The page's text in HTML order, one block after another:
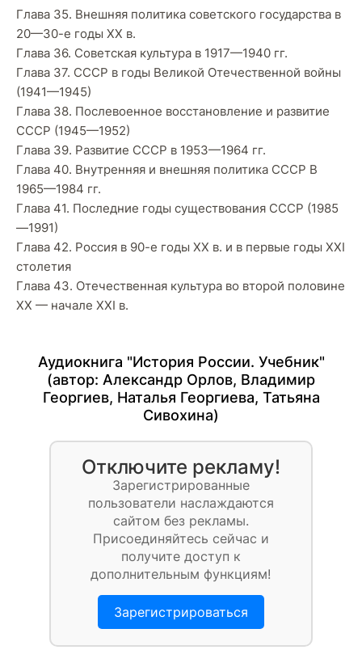
Глава 35. Внешняя политика советского государства в
20—30-е годы XX в.
Глава 36. Советская культура в 1917—1940 гг.
Глава 37. СССР в годы Великой Отечественной войны
(1941—1945)
Глава 38. Послевоенное восстановление и развитие
СССР (1945—1952)
Глава 39. Развитие СССР в 1953—1964 гг.
Глава 40. Внутренняя и внешняя политика СССР В
1965—1984 гг.
Глава 41. Последние годы существования СССР (1985
—1991)
Глава 42. Россия в 90-е годы XX в. и в первые годы XXI
столетия
Глава 43. Отечественная культура во второй половине
XX — начале XXI в.
Аудиокнига "История России. Учебник"
(автор: Александр Орлов, Владимир
Георгиев, Наталья Георгиева, Татьяна
Сивохина)
Отключите рекламу!
Зарегистрированные
пользователи наслаждаются
сайтом без рекламы.
Присоединяйтесь сейчас и
получите доступ к
дополнительным функциям!
Зарегистрироваться